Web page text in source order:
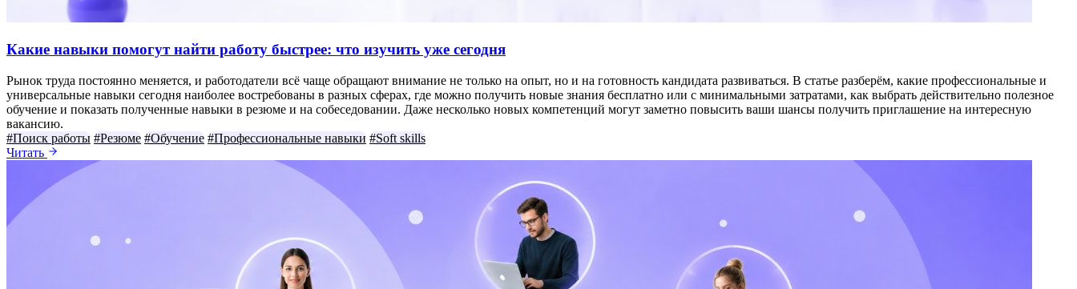
Какие навыки помогут найти работу быстрее: что изучить уже сегодня
Рынок труда постоянно меняется, и работодатели всё чаще обращают внимание не только на опыт, но и на готовность кандидата развиваться. В статье разберём, какие профессиональные и
универсальные навыки сегодня наиболее востребованы в разных сферах, где можно получить новые знания бесплатно или с минимальными затратами, как выбрать действительно полезное
обучение и показать полученные навыки в резюме и на собеседовании. Даже несколько новых компетенций могут заметно повысить ваши шансы получить приглашение на интересную
вакансию.
#Поиск работы #Резюме #Обучение #Профессиональные навыки #Soft skills
Читать